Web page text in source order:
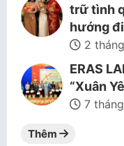
trữ tình
hướng
2
ERAS
“Xuân
7
Thêm